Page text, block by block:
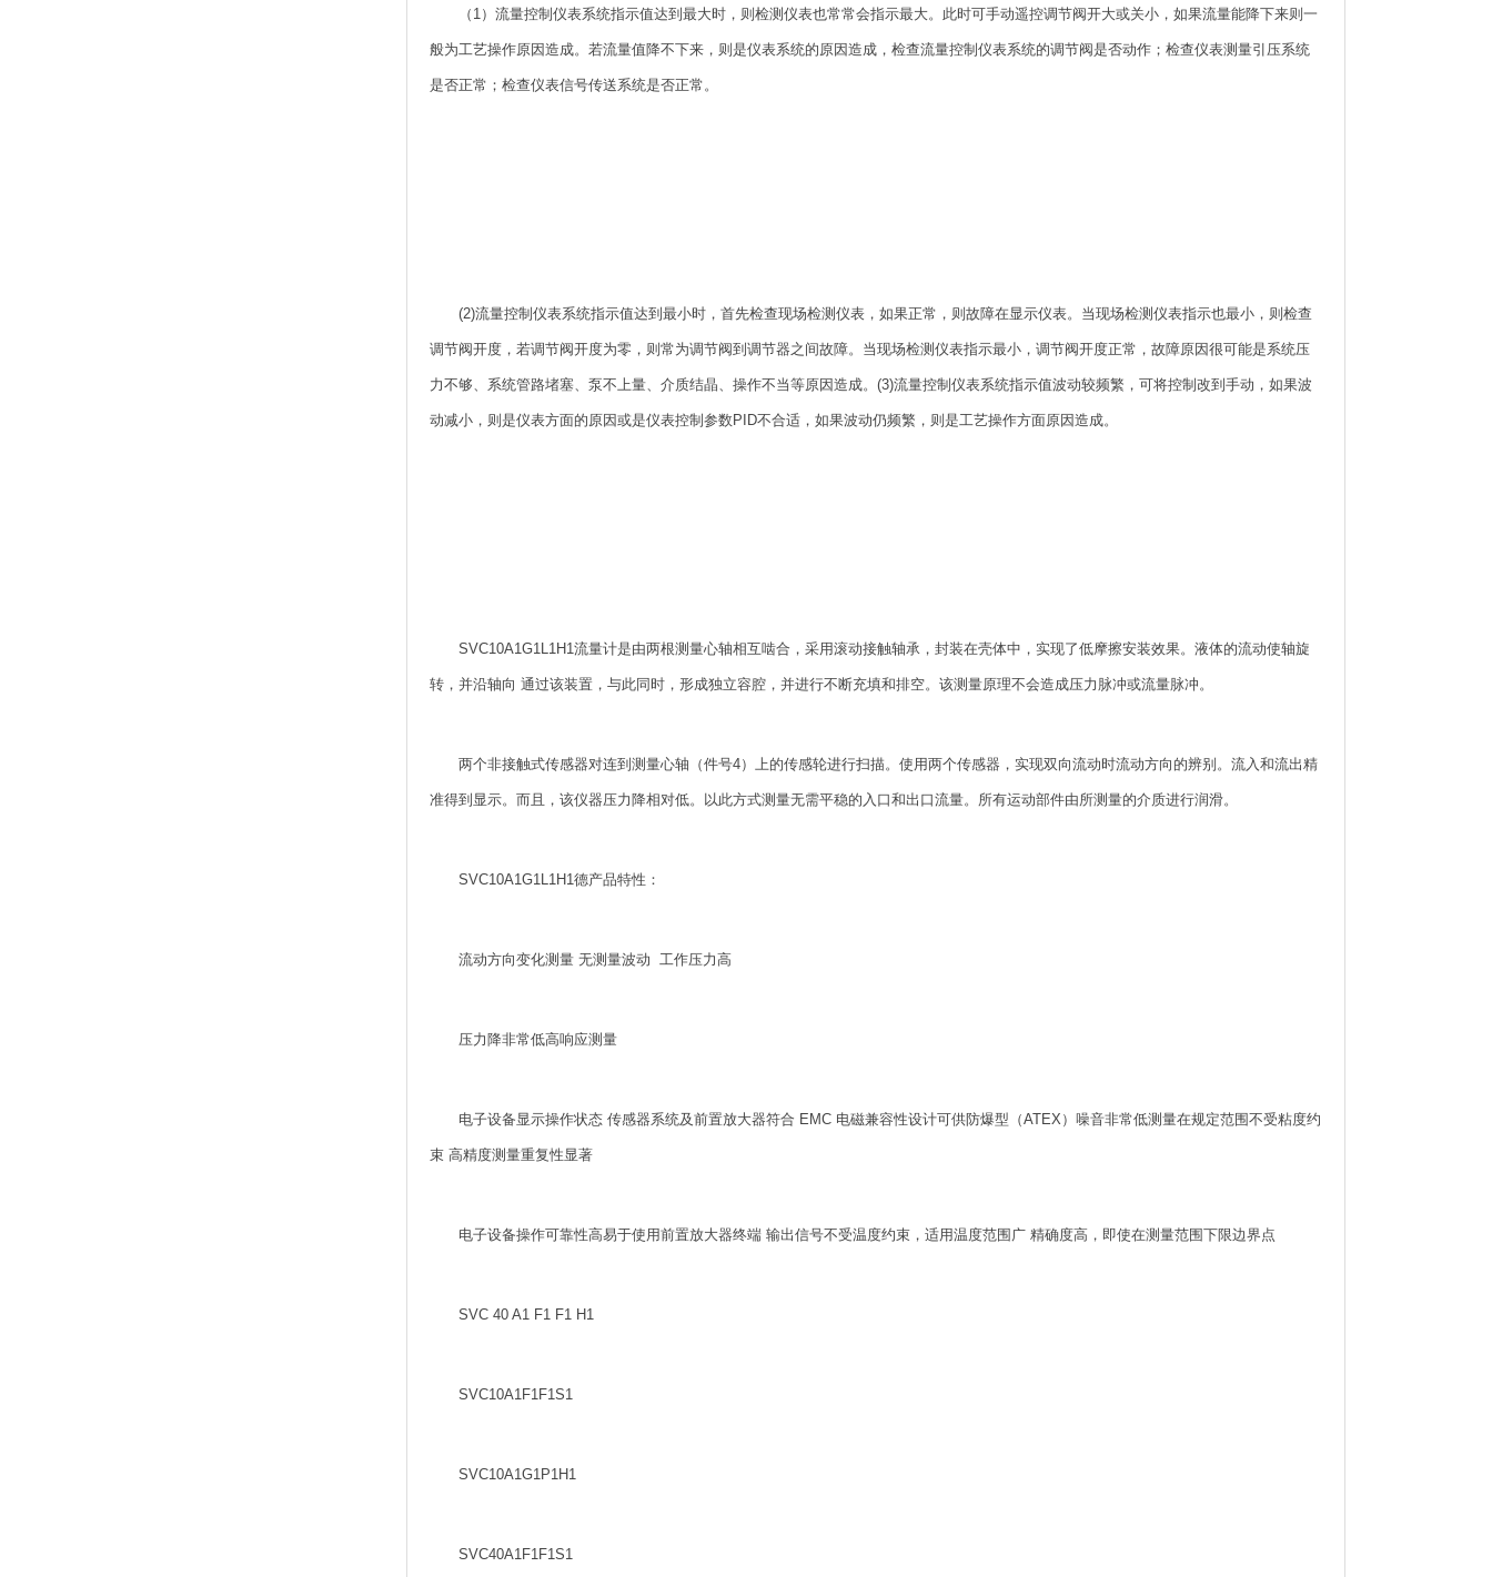
（1）流量控制仪表系统指示值达到最大时，则检测仪表也常常会指示最大。此时可手动遥控调节阀开大或关小，如果流量能降下来则一
般为工艺操作原因造成。若流量值降不下来，则是仪表系统的原因造成，检查流量控制仪表系统的调节阀是否动作；检查仪表测量引压系统
是否正常；检查仪表信号传送系统是否正常。
(2)流量控制仪表系统指示值达到最小时，首先检查现场检测仪表，如果正常，则故障在显示仪表。当现场检测仪表指示也最小，则检查
调节阀开度，若调节阀开度为零，则常为调节阀到调节器之间故障。当现场检测仪表指示最小，调节阀开度正常，故障原因很可能是系统压
力不够、系统管路堵塞、泵不上量、介质结晶、操作不当等原因造成。(3)流量控制仪表系统指示值波动较频繁，可将控制改到手动，如果波
动减小，则是仪表方面的原因或是仪表控制参数PID不合适，如果波动仍频繁，则是工艺操作方面原因造成。
SVC10A1G1L1H1流量计是由两根测量心轴相互啮合，采用滚动接触轴承，封装在壳体中，实现了低摩擦安装效果。液体的流动使轴旋
转，并沿轴向 通过该装置，与此同时，形成独立容腔，并进行不断充填和排空。该测量原理不会造成压力脉冲或流量脉冲。
两个非接触式传感器对连到测量心轴（件号4）上的传感轮进行扫描。使用两个传感器，实现双向流动时流动方向的辨别。流入和流出精
准得到显示。而且，该仪器压力降相对低。以此方式测量无需平稳的入口和出口流量。所有运动部件由所测量的介质进行润滑。
SVC10A1G1L1H1德产品特性：
流动方向变化测量 无测量波动 工作压力高
压力降非常低高响应测量
电子设备显示操作状态 传感器系统及前置放大器符合 EMC 电磁兼容性设计可供防爆型（ATEX）噪音非常低测量在规定范围不受粘度约
束 高精度测量重复性显著
电子设备操作可靠性高易于使用前置放大器终端 输出信号不受温度约束，适用温度范围广 精确度高，即使在测量范围下限边界点
SVC 40 A1 F1 F1 H1
SVC10A1F1F1S1
SVC10A1G1P1H1
SVC40A1F1F1S1